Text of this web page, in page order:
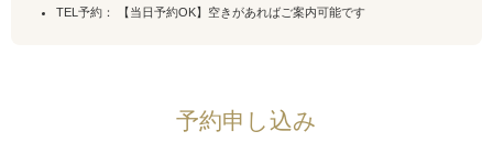
TEL予約： 【当日予約OK】空きがあればご案内可能です
予約申し込み